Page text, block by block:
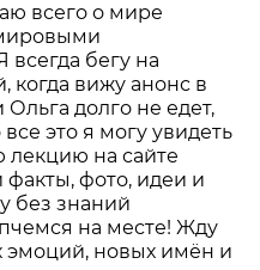
всего о мире
бегу на
когда вижу анонс в
долго не едет,
все это я могу увидеть
лекцию на сайте
фото, идеи и
без знаний
на месте! Жду
эмоций, новых имён и